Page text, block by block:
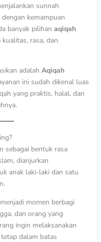
sunnah
kemampuan
banyak pilihan aqiqah
rasa, dan
adalah Aqiqah
ini sudah dikenal luas
yang praktis, halal, dan
sebagai bentuk rasa
dianjurkan
anak laki-laki dan satu
momen berbagi
dan orang yang
ingin melaksanakan
dalam batas